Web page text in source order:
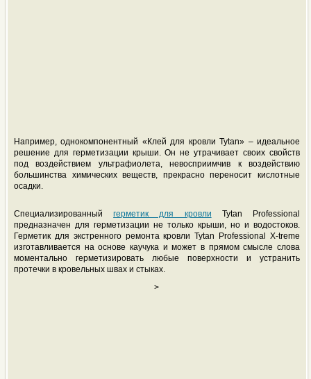
Например, однокомпонентный «Клей для кровли Tytan» – идеальное
решение для герметизации крыши. Он не утрачивает своих свойств
под воздействием ультрафиолета, невосприимчив к воздействию
большинства химических веществ, прекрасно переносит кислотные
осадки.
Специализированныйгерметик для кровли Tytan Professional
предназначен для герметизации не только крыши, но и водостоков.
Герметик для экстренного ремонта кровли Tytan Professional X-treme
изготавливается на основе каучука и может в прямом смысле слова
моментально герметизировать любые поверхности и устранить
протечки в кровельных швах и стыках.
>